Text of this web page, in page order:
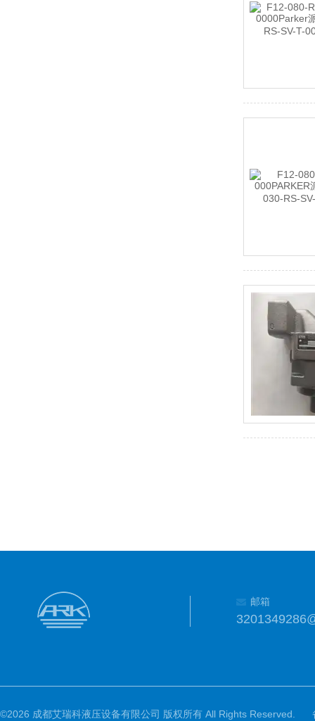
邮箱
©2026 成都艾瑞科液压设备有限公司 版权所有 All Rights Reserved.